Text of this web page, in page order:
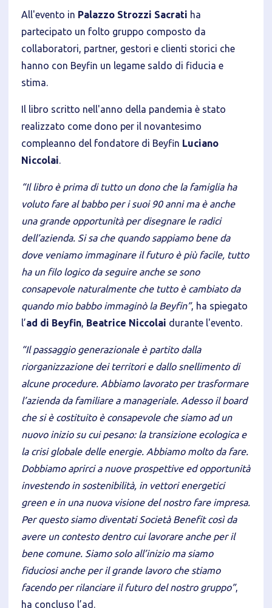
All'evento in Palazzo Strozzi Sacrati ha
partecipato un folto gruppo composto da
collaboratori, partner, gestori e clienti storici che
hanno con Beyfin un legame saldo di fiducia e
stima.
Il libro scritto nell'anno della pandemia è stato
realizzato come dono per il novantesimo
compleanno del fondatore di Beyfin Luciano
Niccolai.
“Il libro è prima di tutto un dono che la famiglia ha
voluto fare al babbo per i suoi 90 anni ma è anche
una grande opportunità per disegnare le radici
dell’azienda. Si sa che quando sappiamo bene da
dove veniamo immaginare il futuro è più facile, tutto
ha un filo logico da seguire anche se sono
consapevole naturalmente che tutto è cambiato da
quando mio babbo immaginò la Beyfin”, ha spiegato
l’ad di Beyfin, Beatrice Niccolai durante l'evento.
“Il passaggio generazionale è partito dalla
riorganizzazione dei territori e dallo snellimento di
alcune procedure. Abbiamo lavorato per trasformare
l’azienda da familiare a manageriale. Adesso il board
che si è costituito è consapevole che siamo ad un
nuovo inizio su cui pesano: la transizione ecologica e
la crisi globale delle energie. Abbiamo molto da fare.
Dobbiamo aprirci a nuove prospettive ed opportunità
investendo in sostenibilità, in vettori energetici
green e in una nuova visione del nostro fare impresa.
Per questo siamo diventati Società Benefit così da
avere un contesto dentro cui lavorare anche per il
bene comune. Siamo solo all’inizio ma siamo
fiduciosi anche per il grande lavoro che stiamo
facendo per rilanciare il futuro del nostro gruppo”,
ha concluso l’ad.
Privacy Policy
Accetto l'utilizzo di cookie tecnici (obbligatori per
proseguire la navigazione del sito)